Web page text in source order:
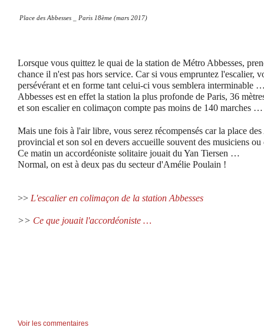
Place des Abbesses _ Paris 18ème (mars 2017)
Lorsque vous quittez le quai de la station de Métro Abbesses,
chance il n'est pas hors service. Car si vous empruntez l'escalier,
persévérant et en forme tant celui-ci vous semblera interminable
Abbesses est en effet la station la plus profonde de Paris, 36
et son escalier en colimaçon compte pas moins de 140 marches
Mais une fois à l'air libre, vous serez récompensés car la place
provincial et son sol en devers accueille souvent des musiciens ou
Ce matin un accordéoniste solitaire jouait du Yan Tiersen …
Normal, on est à deux pas du secteur d'Amélie Poulain !
>> L'escalier en colimaçon de la station Abbesses
>> Ce que jouait l'accordéoniste …
Voir les commentaires